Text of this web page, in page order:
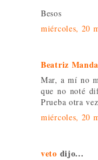
Besos
miércoles, 20
Beatriz
Mar, a mí no
que no noté
Prueba otra
miércoles, 20
veto dijo...